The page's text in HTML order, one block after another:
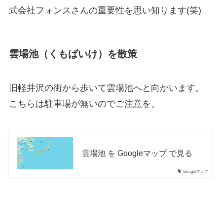
式会社フォンスさんの重要性を思い知ります(笑)
雲場池（くもばいけ）を散策
旧軽井沢の街から歩いて雲場池へと向かいます。
こちらは駐車場が無いのでご注意を。
Googleマップ
雲場池 を Googleマップ で見る